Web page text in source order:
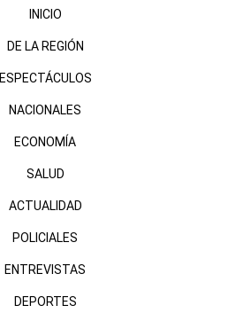
INICIO
DE LA REGIÓN
ESPECTÁCULOS
NACIONALES
ECONOMÍA
SALUD
ACTUALIDAD
POLICIALES
ENTREVISTAS
DEPORTES